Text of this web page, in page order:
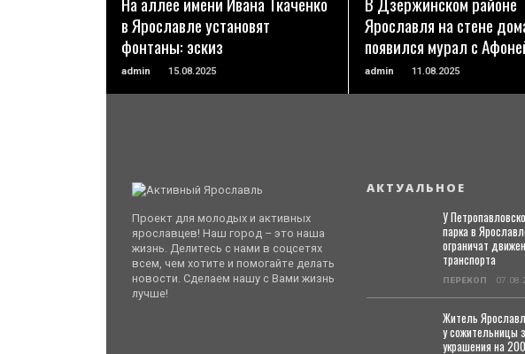
в Ярославле установят
фонтаны: эскиз
admin 15.08.2025
Ярославля на стене
появился мурал с
admin 11.08.2025
Проект для молодых и активных
ярославцев! Наш город – это наша
жизнь. Делитесь с нами в соцсетях
всем, чем хотите и помогайте делать
новости. Сделаем нашу с Вами жизнь
лучше!
АКТУАЛЬНОЕ
У
парка в
ограничат
транспорта
ПЕРЕКОП
Житель
у сожительницы
украшения на